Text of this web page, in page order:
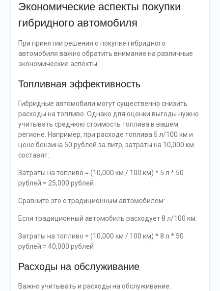
Экономические аспекты покупки
гибридного автомобиля
При принятии решения о покупке гибридного
автомобиля важно обратить внимание на различные
экономические аспекты.
Топливная эффективность
Гибридные автомобили могут существенно снизить
расходы на топливо. Однако для оценки выгоды нужно
учитывать среднюю стоимость топлива в вашем
регионе. Например, при расходе топлива 5 л/100 км и
цене бензина 50 рублей за литр, затраты на 10,000 км
составят:
Затраты на топливо = (10,000 км / 100 км) * 5 л * 50
рублей = 25,000 рублей
Сравните это с традиционным автомобилем:
Если традиционный автомобиль расходует 8 л/100 км:
Затраты на топливо = (10,000 км / 100 км) * 8 л * 50
рублей = 40,000 рублей
Расходы на обслуживание
Важно учитывать и расходы на обслуживание.